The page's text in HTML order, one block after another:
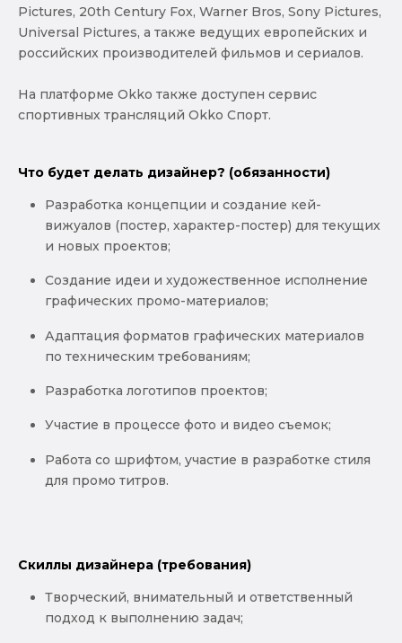
Pictures, 20th Century Fox, Warner Bros, Sony Pictures,
Universal Pictures, а также ведущих европейских и
российских производителей фильмов и сериалов.
На платформе Okko также доступен сервис
спортивных трансляций Okko Спорт.
Что будет делать дизайнер? (обязанности)
Разработка концепции и создание кей-
вижуалов (постер, характер-постер) для текущих
и новых проектов;
Создание идеи и художественное исполнение
графических промо-материалов;
Адаптация форматов графических материалов
по техническим требованиям;
Разработка логотипов проектов;
Участие в процессе фото и видео съемок;
Работа со шрифтом, участие в разработке стиля
для промо титров.
Скиллы дизайнера (требования)
Творческий, внимательный и ответственный
подход к выполнению задач;